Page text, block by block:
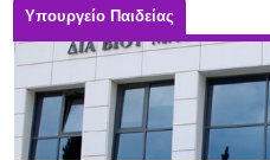
Υπουργείο Παιδείας